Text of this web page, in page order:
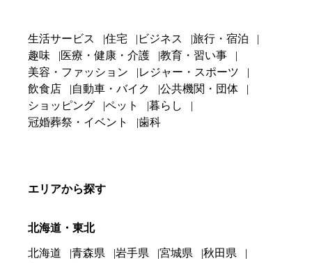
生活サービス 住宅 ビジネス
旅行・宿泊
趣味
医療・健康・介護
教育・習い事
美容・ファッション
レジャー・スポーツ
飲食店
自動車・バイク
公共機関・団体
ショッピング
ペット
暮らし
冠婚葬祭・イベント
歯科
エリアから探す
北海道・東北
北海道 青森県 岩手県 宮城県
秋田県